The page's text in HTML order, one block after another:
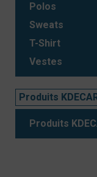
Polos
Sweats
T-Shirt
Vestes
Produits
Produits